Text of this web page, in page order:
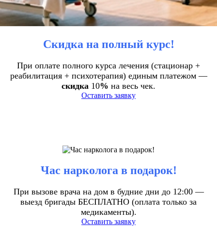
Скидка на полный курс!
При оплате полного курса лечения (стационар +
реабилитация + психотерапия) единым платежом —
скидка 10% на весь чек.
Оставить заявку
Час нарколога в подарок!
При вызове врача на дом в будние дни до 12:00 —
выезд бригады БЕСПЛАТНО (оплата только за
медикаменты).
Оставить заявку